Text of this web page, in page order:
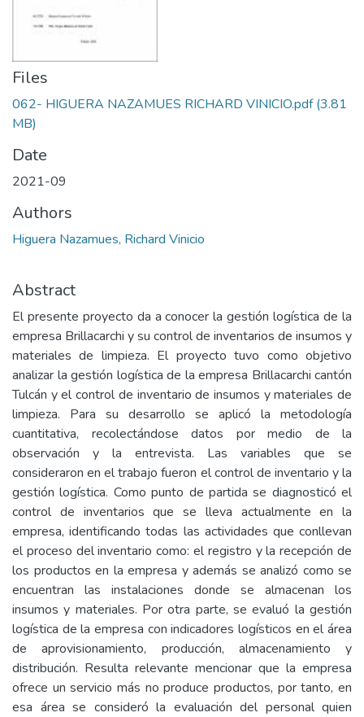
Files
062- HIGUERA NAZAMUES RICHARD VINICIO.pdf(3.81
MB)
Date
2021-09
Authors
Higuera Nazamues, Richard Vinicio
Abstract
El presente proyecto da a conocer la gestión logística de la
empresa Brillacarchi y su control de inventarios de insumos y
materiales de limpieza. El proyecto tuvo como objetivo
analizar la gestión logística de la empresa Brillacarchi cantón
Tulcán y el control de inventario de insumos y materiales de
limpieza. Para su desarrollo se aplicó la metodología
cuantitativa, recolectándose datos por medio de la
observación y la entrevista. Las variables que se
consideraron en el trabajo fueron el control de inventario y la
gestión logística. Como punto de partida se diagnosticó el
control de inventarios que se lleva actualmente en la
empresa, identificando todas las actividades que conllevan
el proceso del inventario como: el registro y la recepción de
los productos en la empresa y además se analizó como se
encuentran las instalaciones donde se almacenan los
insumos y materiales. Por otra parte, se evaluó la gestión
logística de la empresa con indicadores logísticos en el área
de aprovisionamiento, producción, almacenamiento y
distribución. Resulta relevante mencionar que la empresa
ofrece un servicio más no produce productos, por tanto, en
esa área se consideró la evaluación del personal quien